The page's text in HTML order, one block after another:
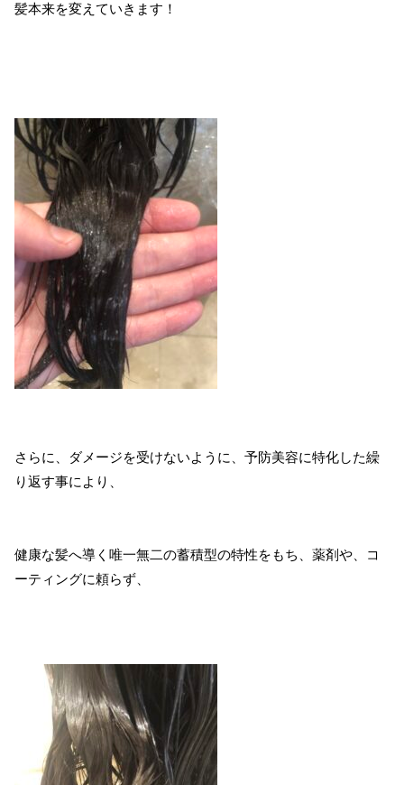
髪本来を変えていきます！
さらに、ダメージを受けないように、予防美容に特化した繰
り返す事により、
健康な髪へ導く唯一無二の蓄積型の特性をもち、薬剤や、コ
ーティングに頼らず、